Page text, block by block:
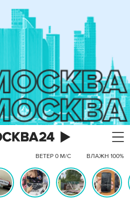
ВЕТЕР 0 М/С ВЛАЖН 100%